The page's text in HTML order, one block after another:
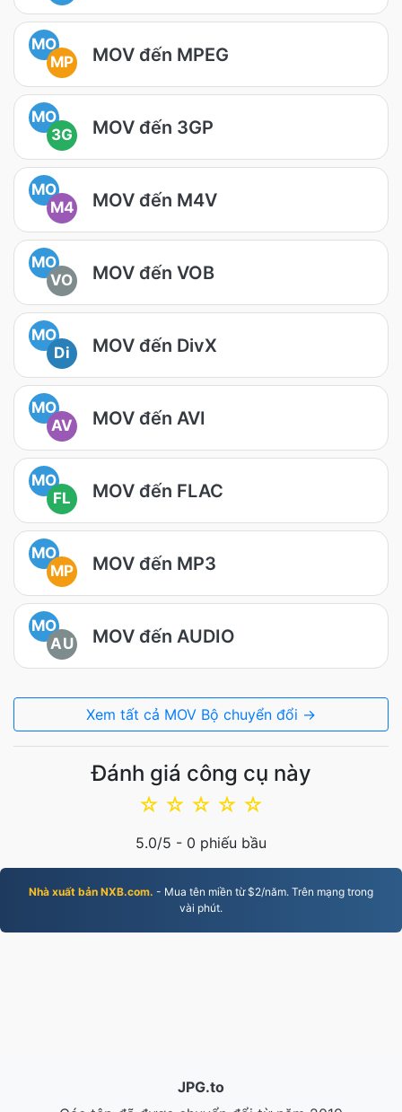
MO
MP
MOV đến MPEG
MO
3G
MOV đến 3GP
MO
M4
MOV đến M4V
MO
VO
MOV đến VOB
MO
Di
MOV đến DivX
MO
AV
MOV đến AVI
MO
FL
MOV đến FLAC
MO
MP
MOV đến MP3
MO
AU
MOV đến AUDIO
Xem tất cả MOV Bộ chuyển đổi →
Đánh giá công cụ này
☆
☆
☆
☆
☆
5.0/5 - 0 phiếu bầu
Nhà xuất bản NXB.com. - Mua tên miền từ $2/năm. Trên mạng trong
vài phút.
JPG.to